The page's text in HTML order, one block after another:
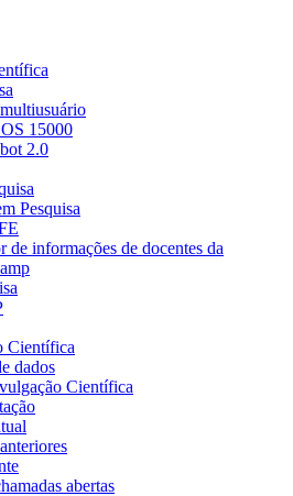
15000
2.0
Pesquisa
de informações de docentes da
Científica
dados
Científica
abertas